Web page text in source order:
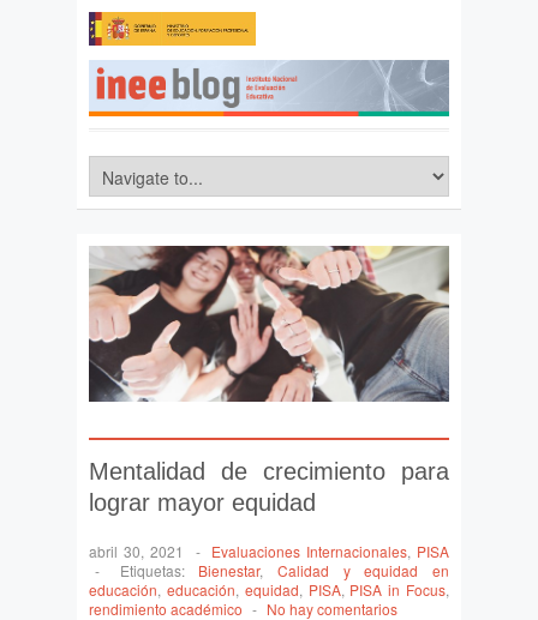
Mentalidad de crecimiento para
lograr mayor equidad
abril 30, 2021 - Evaluaciones Internacionales, PISA
-
Etiquetas: Bienestar,Calidad y equidad en
educación, educación, equidad, PISA, PISA in Focus,
rendimiento académico - No hay comentarios